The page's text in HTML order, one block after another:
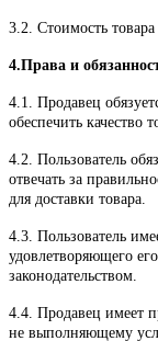
3.2. Стоимость
4.Права и
4.1. Продавец
обеспечить качество
4.2. Пользователь
отвечать за
для доставки товара.
4.3. Пользователь
удовлетворяющего
законодательством.
4.4. Продавец имеет
не выполняющему